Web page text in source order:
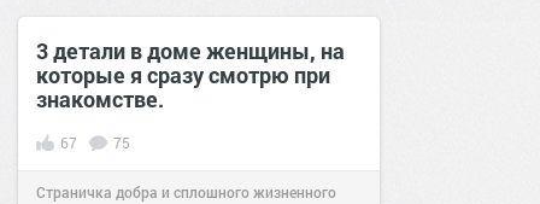
позитива! 08:0318 окт 2024
3 детали в доме женщины, на
которые я сразу смотрю при
знакомстве.
67 75
Страничка добра и сплошного жизненного